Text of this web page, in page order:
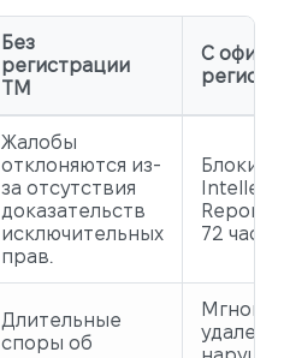
Без
регистрации
ТМ
С
Жалобы
отклоняются из-
за отсутствия
доказательств
исключительных
прав.
72 часа.
Длительные
споры об